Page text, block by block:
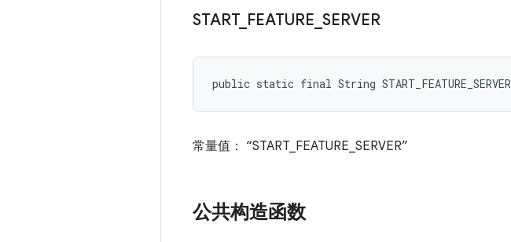
START_ FEATURE SERVER
public static final String START_FEATURE_SERVER
常量值： “START_FEATURE_SERVER”
公共构造函数